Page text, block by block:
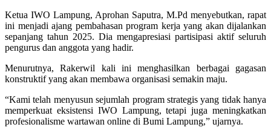
Ketua IWO Lampung, Aprohan Saputra, M.Pd menyebutkan, rapat
ini menjadi ajang pembahasan program kerja yang akan dijalankan
sepanjang tahun 2025. Dia mengapresiasi partisipasi aktif seluruh
pengurus dan anggota yang hadir.
Menurutnya, Rakerwil kali ini menghasilkan berbagai gagasan
konstruktif yang akan membawa organisasi semakin maju.
“Kami telah menyusun sejumlah program strategis yang tidak hanya
memperkuat eksistensi IWO Lampung, tetapi juga meningkatkan
profesionalisme wartawan online di Bumi Lampung,” ujarnya.